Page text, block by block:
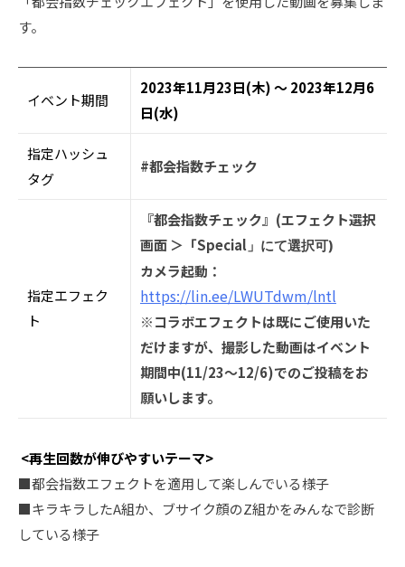
す。
イベント期間
2023年11月23日(木) ～ 2023年12月6
日(水)
指定ハッシュ
タグ
#都会指数チェック
指定エフェク
ト
『都会指数チェック』(エフェクト選択
画面 ＞「Special 」にて選択可)
カメラ起動：
https://lin.ee/LWUTdwm/lntl
※コラボエフェクトは既にご使⽤いた
だけますが、撮影した動画はイベント
期間中(11/23〜12/6)でのご投稿をお
願いします。
<再生回数が伸びやすいテーマ>
■都会指数エフェクトを適用して楽しんでいる様子
■キラキラしたA組か、ブサイク顔のZ組かをみんなで診断
している様子